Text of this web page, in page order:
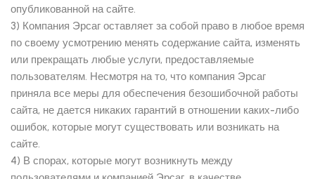
опубликованной на сайте.
3) Компания Эрсаг оставляет за собой право в любое время
по своему усмотрению менять содержание сайта, изменять
или прекращать любые услуги, предоставляемые
пользователям. Несмотря на то, что компания Эрсаг
приняла все меры для обеспечения безошибочной работы
сайта, не дается никаких гарантий в отношении каких-либо
ошибок, которые могут существовать или возникать на
сайте.
4) В спорах, которые могут возникнуть между